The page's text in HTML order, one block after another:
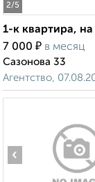
2/5
1-к квартира,
7 000 ₽ в месяц
Сазонова 33
Агентство,
‹